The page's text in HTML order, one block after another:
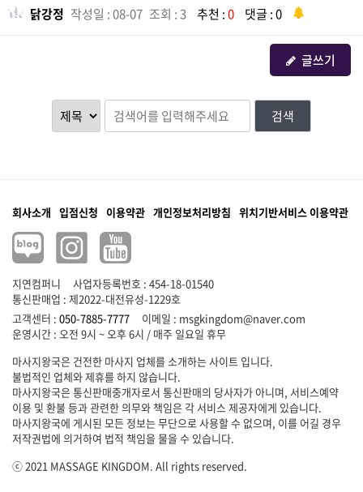
닭강정 작성일 : 08-07 조회 : 3 추천 :0 댓글 : 0
글쓰기
검색
회사소개 입점신청 이용약관 개인정보처리방침 위치기반서비스 이용약관
지연컴퍼니
사업자등록번호 : 454-18-01540
통신판매업 : 제2022-대전유성-1229호
고객센터 : 050-7885-7777 이메일 : msgkingdom@naver.com
마사지왕국은 건전한 마사지 업체를 소개하는 사이트 입니다.
불법적인 업체와 제휴를 하지 않습니다.
마사지왕국은 통신판매중개자로서 통신판매의 당사자가 아니며, 서비스예약
이용 및 환불 등과 관련한 의무와 책임은 각 서비스 제공자에게 있습니다.
마사지왕국에 게시된 모든 정보는 무단으로 사용할 수 없으며, 이를 어길 경우
저작권법에 의거하여 법적 책임을 물을 수 있습니다.
ⓒ 2021 MASSAGE KINGDOM. All rights reserved.